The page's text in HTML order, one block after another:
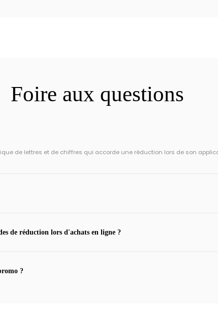
Foire aux questions
de lettres et de chiffres qui accorde une réduction lors de son
de réduction lors d'achats en ligne ?
?